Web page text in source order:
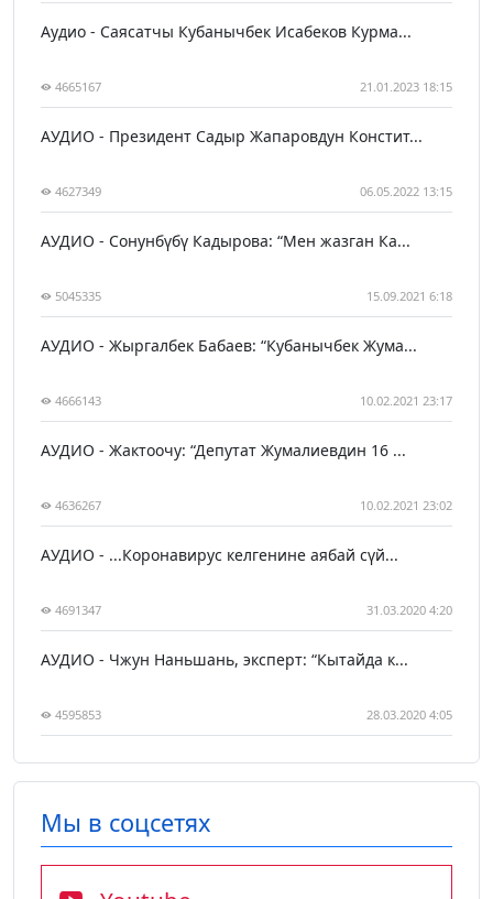
Аудио - Саясатчы Кубанычбек Исабеков Курма...
4665167 21.01.2023 18:15
АУДИО - Президент Садыр Жапаровдун Констит...
4627349 06.05.2022 13:15
АУДИО - Сонунбүбү Кадырова: “Мен жазган Ка...
5045335 15.09.2021 6:18
АУДИО - Жыргалбек Бабаев: “Кубанычбек Жума...
4666143 10.02.2021 23:17
АУДИО - Жактоочу: “Депутат Жумалиевдин 16 ...
4636267 10.02.2021 23:02
АУДИО - ...Коронавирус келгенине аябай сүй...
4691347 31.03.2020 4:20
АУДИО - Чжун Наньшань, эксперт: “Кытайда к...
4595853 28.03.2020 4:05
Мы в соцсетях